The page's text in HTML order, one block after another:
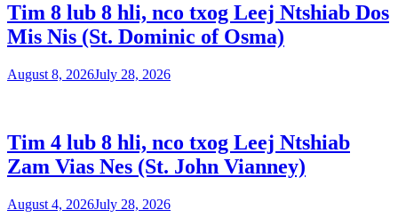
Tim 8 lub 8 hli, nco txog Leej Ntshiab Dos
Mis Nis (St. Dominic of Osma)
August 8, 2026July 28, 2026
Tim 4 lub 8 hli, nco txog Leej Ntshiab
Zam Vias Nes (St. John Vianney)
August 4, 2026July 28, 2026